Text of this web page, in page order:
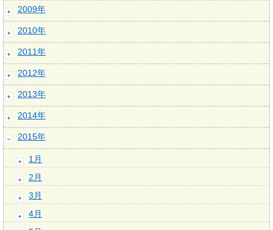
2009年
2010年
2011年
2012年
2013年
2014年
2015年
1月
2月
3月
4月